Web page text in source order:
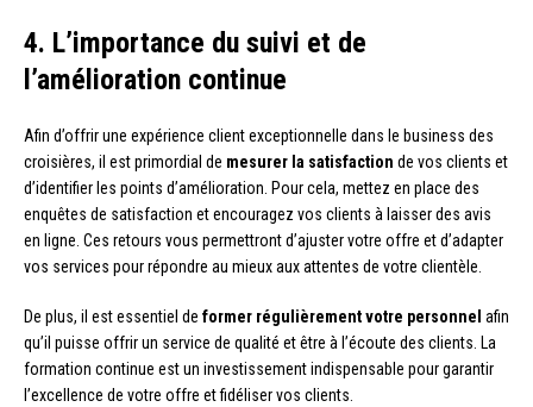
4. L’importance du suivi et de
l’amélioration continue
Afin d’offrir une expérience client exceptionnelle dans le business des
croisières, il est primordial de mesurer la satisfaction de vos clients et
d’identifier les points d’amélioration. Pour cela, mettez en place des
enquêtes de satisfaction et encouragez vos clients à laisser des avis
en ligne. Ces retours vous permettront d’ajuster votre offre et d’adapter
vos services pour répondre au mieux aux attentes de votre clientèle.
De plus, il est essentiel de former régulièrement votre personnel afin
qu’il puisse offrir un service de qualité et être à l’écoute des clients. La
formation continue est un investissement indispensable pour garantir
l’excellence de votre offre et fidéliser vos clients.